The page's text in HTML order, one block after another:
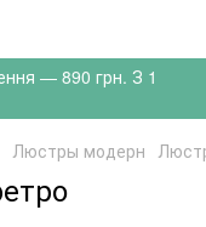
— 890 грн. З 1
Люстры модерн